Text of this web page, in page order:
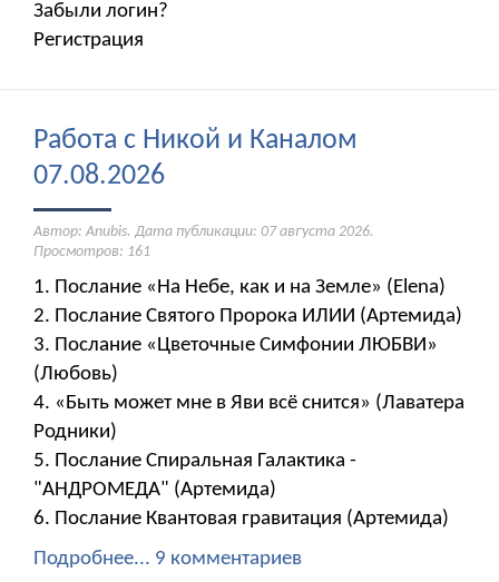
Забыли логин?
Регистрация
Работа с Никой и Каналом
07.08.2026
Автор: Anubis. Дата публикации: 07 августа 2026.
Просмотров: 161
1. Послание «На Небе, как и на Земле» (Elena)
2. Послание Святого Пророка ИЛИИ (Артемида)
3. Послание «Цветочные Симфонии ЛЮБВИ»
(Любовь)
4. «Быть может мне в Яви всё снится» (Лаватера
Родники)
5. Послание Спиральная Галактика -
"АНДРОМЕДА" (Артемида)
6. Послание Квантовая гравитация (Артемида)
Подробнее... 9 комментариев